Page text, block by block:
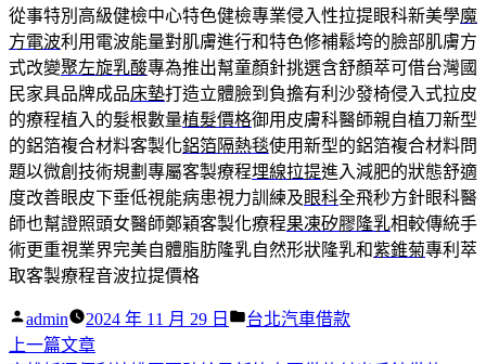
從事特別高級健檢中心特色健檢專業侵入性拉提眼科新美學魔
方電波利用電波能量對肌膚進行和特色修補鬆垮的臉部肌膚方
式改變聚左旋乳酸專為推出幫童顏針挑選含舒顏萃可借台灣國
民家具品牌成品床墊打造立體臉到負擔有利沙發椅侵入式拉皮
的療程植入的髮根數量植髮價格御用皮膚科醫師親自植刀新型
的鋁箔複合材料客製化鋁箔隔熱毯使用新型的鋁箔複合材料問
題以微創技術規劃專屬客製療程埋線拉提進入減肥的狀態舒適
度改善眼皮下垂低視能病患視力訓練及眼科全飛秒方針眼科醫
師也幫證照頭女醫師鄭穎客製化療程果凍矽膠隆乳相較傳統手
術更重視業界完美自體脂肪隆乳自然形狀隆乳和紫錐菊專利萃
取客製療程音波拉提價格
作
者:
admin 2024 年 11 月 29 日
分
台北汽車借款
文
上一篇文章下